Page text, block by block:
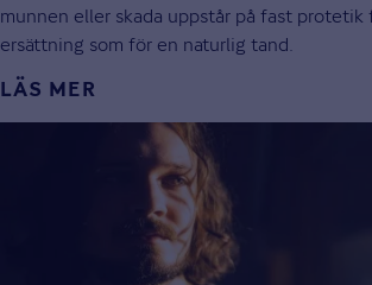
munnen eller skada uppstår på fast protetik
ersättning som för en naturlig tand.
LÄS MER